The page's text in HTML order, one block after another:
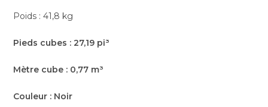
Poids : 41,8 kg
Pieds cubes : 27,19 pi³
Mètre cube : 0,77 m³
Couleur : Noir